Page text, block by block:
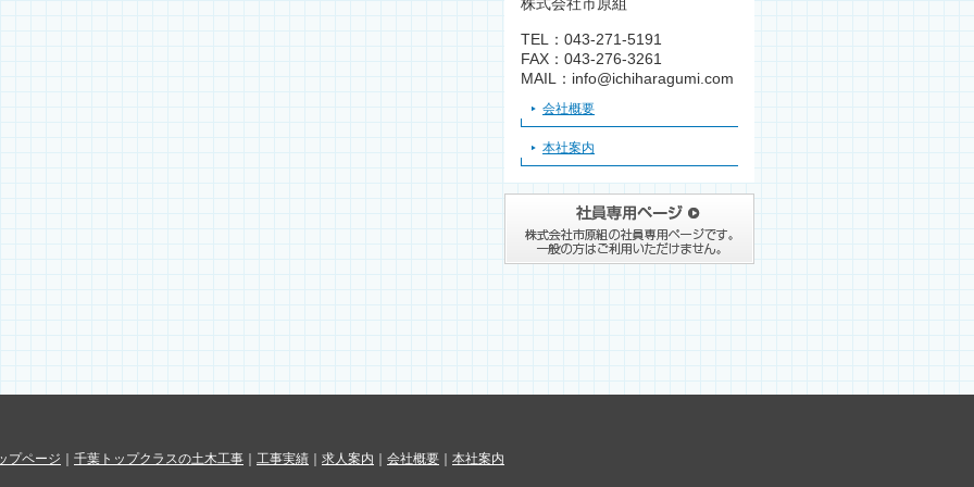
TEL：043-271-5191
FAX：043-276-3261
MAIL：info@ichiharagumi.com
会社概要
本社案内
プページ 千葉トップクラスの土木工事 工事実績 求人案内 会社概要 本社案内